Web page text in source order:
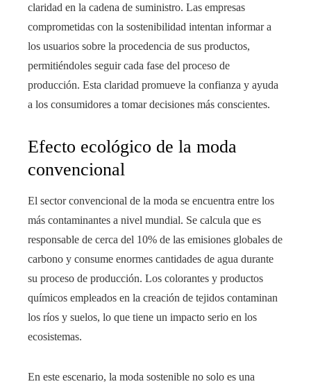
claridad en la cadena de suministro. Las empresas
comprometidas con la sostenibilidad intentan informar a
los usuarios sobre la procedencia de sus productos,
permitiéndoles seguir cada fase del proceso de
producción. Esta claridad promueve la confianza y ayuda
a los consumidores a tomar decisiones más conscientes.
Efecto ecológico de la moda
convencional
El sector convencional de la moda se encuentra entre los
más contaminantes a nivel mundial. Se calcula que es
responsable de cerca del 10% de las emisiones globales de
carbono y consume enormes cantidades de agua durante
su proceso de producción. Los colorantes y productos
químicos empleados en la creación de tejidos contaminan
los ríos y suelos, lo que tiene un impacto serio en los
ecosistemas.
En este escenario, la moda sostenible no solo es una